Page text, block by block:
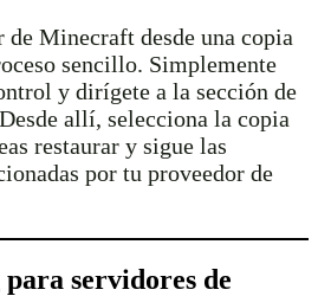
de Minecraft desde una copia
sencillo. Simplemente
y dirígete a la sección de
allí, selecciona la copia
restaurar y sigue las
por tu proveedor de
servidores de